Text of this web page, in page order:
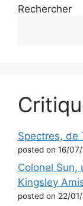
Rechercher
Spectres, de
posted on 16/
Colonel Sun,
Kingsley
posted on 22/